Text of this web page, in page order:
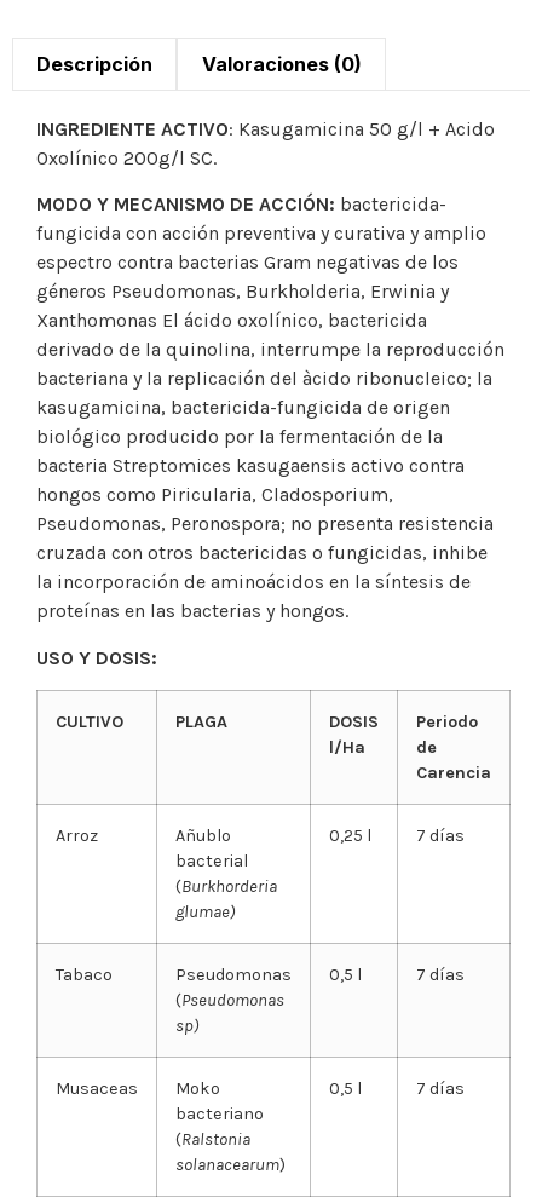
Descripción Valoraciones (0)
INGREDIENTE ACTIVO: Kasugamicina 50 g/l + Acido
Oxolínico 200g/l SC.
MODO Y MECANISMO DE ACCIÓN: bactericida-
fungicida con acción preventiva y curativa y amplio
espectro contra bacterias Gram negativas de los
géneros Pseudomonas, Burkholderia, Erwinia y
Xanthomonas El ácido oxolínico, bactericida
derivado de la quinolina, interrumpe la reproducción
bacteriana y la replicación del àcido ribonucleico; la
kasugamicina, bactericida-fungicida de origen
biológico producido por la fermentación de la
bacteria Streptomices kasugaensis activo contra
hongos como Piricularia, Cladosporium,
Pseudomonas, Peronospora; no presenta resistencia
cruzada con otros bactericidas o fungicidas, inhibe
la incorporación de aminoácidos en la síntesis de
proteínas en las bacterias y hongos.
USO Y DOSIS:
CULTIVO PLAGA
DOSIS
l/Ha
Periodo
de
Carencia
Arroz
Añublo
bacterial
(Burkhorderia
glumae)
0,25 l 7 días
Tabaco
Pseudomonas
(Pseudomonas
sp)
0,5 l 7 días
Musaceas
Moko
bacteriano
(Ralstonia
solanacearum)
0,5 l 7 días